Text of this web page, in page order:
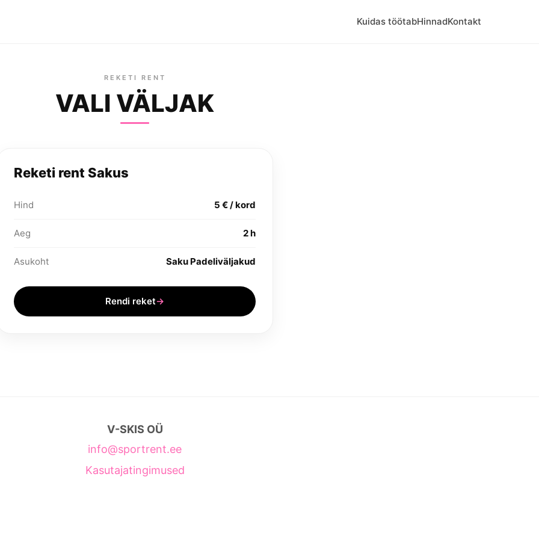
Kuidas töötabHinnadKontakt
REKETI RENT
VALI VÄLJAK
Reketi rent Sakus
Hind 5 € / kord
Aeg 2 h
Asukoht Saku Padeliväljakud
Rendi reket→
V-SKIS OÜ
info@sportrent.ee
Kasutajatingimused